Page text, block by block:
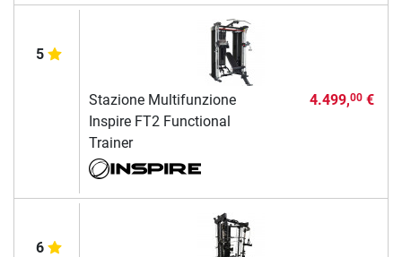
5
Stazione Multifunzione
Inspire FT2 Functional
Trainer
4.499,00€
6